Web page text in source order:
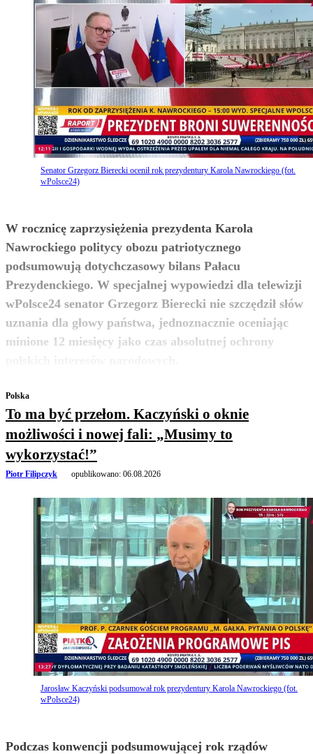
Senator Grzegorz Bierecki ocenił rok prezydentury Karola Nawrockiego (fot.
wPolsce24)
W rocznicę zaprzysiężenia prezydenta Karola
Nawrockiego politycy obozu patriotycznego
podsumowują dotychczasowy bilans Pałacu
Prezydenckiego. W specjalnej wypowiedzi dla telewizji
wPolsce24 senator Grzegorz Bierecki nie szczędził słów
uznania dla głowy państwa, jednoznacznie oceniając
minione 12 miesięcy jako czas absolutnej ochrony
zobacz więcej
Polska
To ma być przełom. Kaczyński o oknie
możliwości i nowej fali: „Musimy to
wykorzystać!”
Piotr Filipczyk opublikowano: 06.08.2026
Jarosław Kaczyński podsumował rok prezydentury Karola Nawrockiego (fot.
wPolsce24)
Podczas konwencji podsumowującej rok rządów